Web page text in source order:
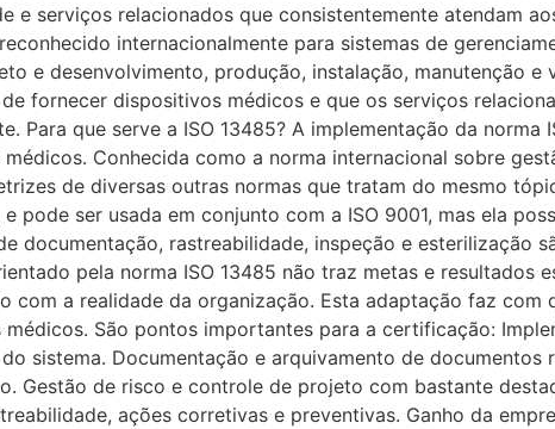
e serviços relacionados que consistentemente atendam
internacionalmente para sistemas de
e desenvolvimento, produção, instalação, manutenção e
fornecer dispositivos médicos e que os serviços
Para que serve a ISO 13485? A implementação da norma
Conhecida como a norma internacional sobre
de diversas outras normas que tratam do mesmo
pode ser usada em conjunto com a ISO 9001, mas ela
documentação, rastreabilidade, inspeção e esterilização
pela norma ISO 13485 não traz metas e resultados
com a realidade da organização. Esta adaptação faz com
São pontos importantes para a certificação:
sistema. Documentação e arquivamento de
Gestão de risco e controle de projeto com bastante
ações corretivas e preventivas. Ganho da